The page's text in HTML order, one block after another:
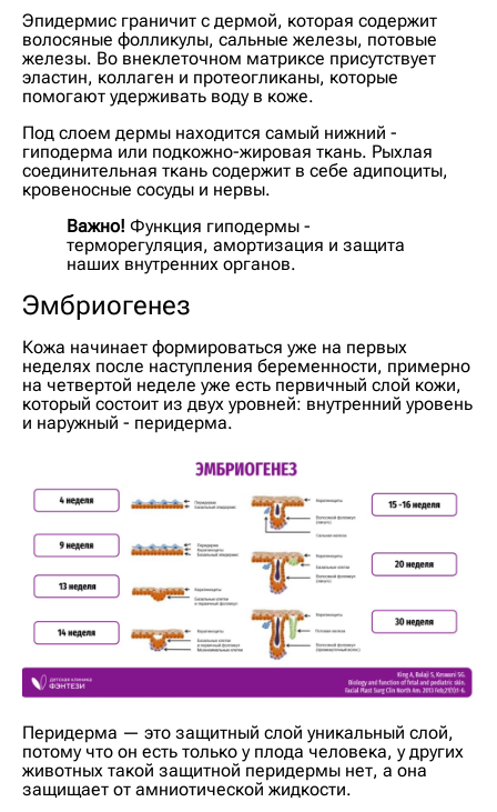
Эпидермис граничит с дермой, которая содержит
волосяные фолликулы, сальные железы, потовые
железы. Во внеклеточном матриксе присутствует
эластин, коллаген и протеогликаны, которые
помогают удерживать воду в коже.
Под слоем дермы находится самый нижний -
гиподерма или подкожно-жировая ткань. Рыхлая
соединительная ткань содержит в себе адипоциты,
кровеносные сосуды и нервы.
Важно! Функция гиподермы -
терморегуляция, амортизация и защита
наших внутренних органов.
Эмбриогенез
Кожа начинает формироваться уже на первых
неделях после наступления беременности, примерно
на четвертой неделе уже есть первичный слой кожи,
который состоит из двух уровней: внутренний уровень
и наружный - перидерма.
Перидерма — это защитный слой уникальный слой,
потому что он есть только у плода человека, у других
животных такой защитной перидермы нет, а она
защищает от амниотической жидкости.